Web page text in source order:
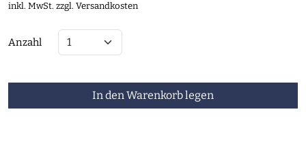
inkl. MwSt. zzgl. Versandkosten
Anzahl
In den Warenkorb legen